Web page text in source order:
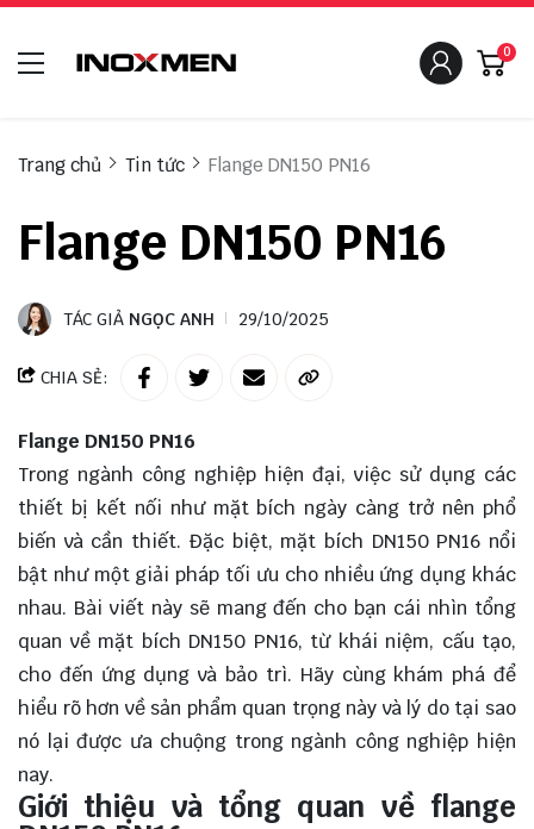
0
Trang chủ Tin tức Flange DN150 PN16
Flange DN150 PN16
TÁC GIẢ NGỌC ANH 29/10/2025
CHIA SẺ:
Flange DN150 PN16
Trong ngành công nghiệp hiện đại, việc sử dụng các
thiết bị kết nối như mặt bích ngày càng trở nên phổ
biến và cần thiết. Đặc biệt, mặt bích DN150 PN16 nổi
bật như một giải pháp tối ưu cho nhiều ứng dụng khác
nhau. Bài viết này sẽ mang đến cho bạn cái nhìn tổng
quan về mặt bích DN150 PN16, từ khái niệm, cấu tạo,
cho đến ứng dụng và bảo trì. Hãy cùng khám phá để
hiểu rõ hơn về sản phẩm quan trọng này và lý do tại sao
nó lại được ưa chuộng trong ngành công nghiệp hiện
nay.
Giới thiệu và tổng quan về flange